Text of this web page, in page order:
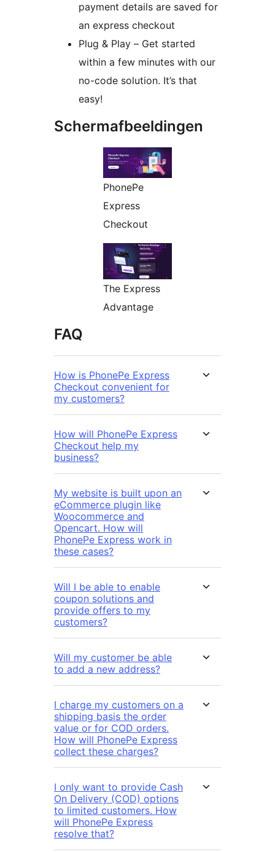
payment details are saved for
an express checkout
Plug & Play – Get started
within a few minutes with our
no-code solution. It’s that
easy!
Schermafbeeldingen
PhonePe
Express
Checkout
The Express
Advantage
FAQ
How is PhonePe Express
Checkout convenient for
my customers?
How will PhonePe Express
Checkout help my
business?
My website is built upon an
eCommerce plugin like
Woocommerce and
Opencart. How will
PhonePe Express work in
these cases?
Will I be able to enable
coupon solutions and
provide offers to my
customers?
Will my customer be able
to add a new address?
I charge my customers on a
shipping basis the order
value or for COD orders.
How will PhonePe Express
collect these charges?
I only want to provide Cash
On Delivery (COD) options
to limited customers. How
will PhonePe Express
resolve that?